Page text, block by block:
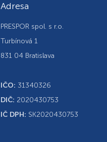
Adresa
PRESPOR spol. s r.o.
Turbínová 1
831 04 Bratislava
IČO: 31340326
DIČ: 2020430753
IČ DPH: SK2020430753